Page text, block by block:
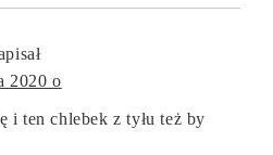
2020 o
i ten chlebek z tyłu też by